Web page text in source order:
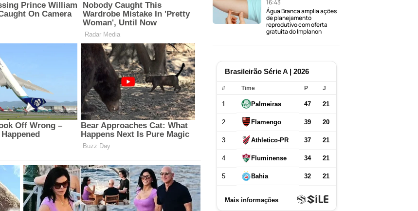
16:43
Água Branca amplia ações
de planejamento
reprodutivo com oferta
gratuita do Implanon